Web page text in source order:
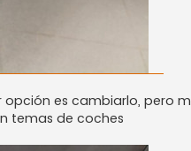
es cambiarlo, pero
temas de coches